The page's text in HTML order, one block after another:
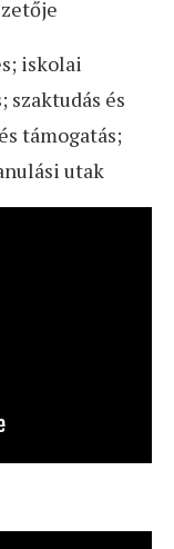
iskolai
és
támogatás;
utak